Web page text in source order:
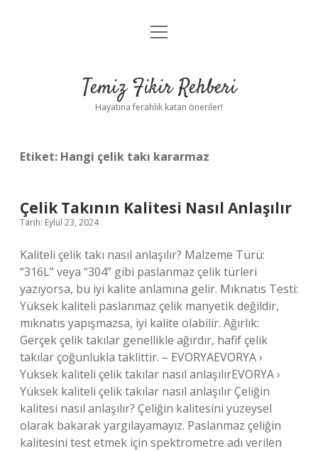
Anasayfa
Yasal Uyarı
menüyü
Temiz Fikir Rehberi
Hayatına ferahlık katan öneriler!
Etiket: Hangi çelik takı kararmaz
Çelik Takının Kalitesi Nasıl Anlaşılır
Tarih: Eylül 23, 2024
Kaliteli çelik takı nasıl anlaşılır? Malzeme Türü:
“316L” veya “304” gibi paslanmaz çelik türleri
yazıyorsa, bu iyi kalite anlamına gelir. Mıknatıs Testi:
Yüksek kaliteli paslanmaz çelik manyetik değildir,
mıknatıs yapışmazsa, iyi kalite olabilir. Ağırlık:
Gerçek çelik takılar genellikle ağırdır, hafif çelik
takılar çoğunlukla taklittir. – EVORYAEVORYA ›
Yüksek kaliteli çelik takılar nasıl anlaşılırEVORYA ›
Yüksek kaliteli çelik takılar nasıl anlaşılır Çeliğin
kalitesi nasıl anlaşılır? Çeliğin kalitesini yüzeysel
olarak bakarak yargılayamayız. Paslanmaz çeliğin
kalitesini test etmek için spektrometre adı verilen